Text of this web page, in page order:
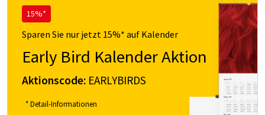
15%*
Sparen Sie nur jetzt 15%* auf Kalender
Early Bird Kalender Aktion
Aktionscode: EARLYBIRDS
* Detail-Informationen